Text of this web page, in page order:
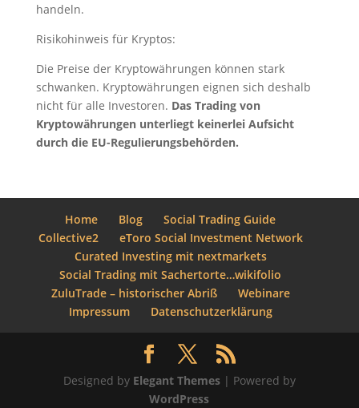
handeln.
Risikohinweis für Kryptos:
Die Preise der Kryptowährungen können stark
schwanken. Kryptowährungen eignen sich deshalb
nicht für alle Investoren. Das Trading von
Kryptowährungen unterliegt keinerlei Aufsicht
durch die EU-Regulierungsbehörden.
Home Blog
Social Trading Guide
Collective2
eToro Social Investment Network
Curated Investing mit nextmarkets
Social Trading mit Sachertorte…wikifolio
ZuluTrade – historischer Abriß
Webinare
Impressum
Datenschutzerklärung
Designed by Elegant Themes| Powered by
WordPress